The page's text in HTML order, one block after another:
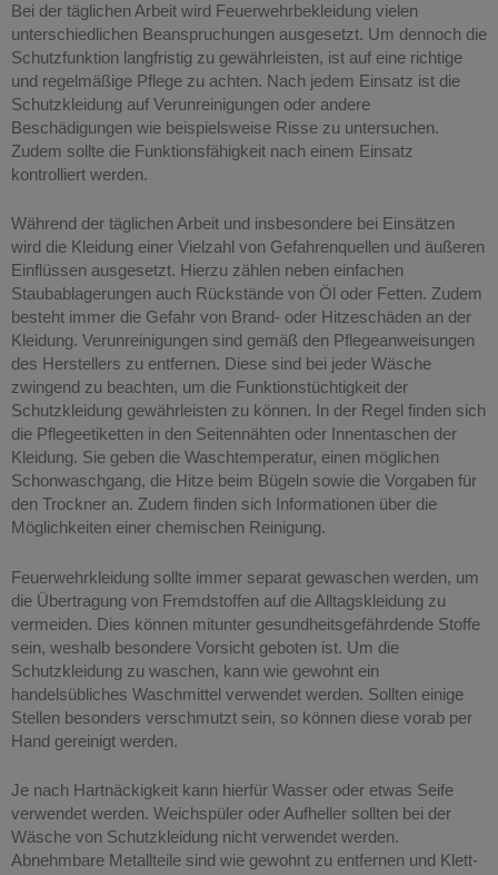
Bei der täglichen Arbeit wird Feuerwehrbekleidung vielen
unterschiedlichen Beanspruchungen ausgesetzt. Um dennoch die
Schutzfunktion langfristig zu gewährleisten, ist auf eine richtige
und regelmäßige Pflege zu achten. Nach jedem Einsatz ist die
Schutzkleidung auf Verunreinigungen oder andere
Beschädigungen wie beispielsweise Risse zu untersuchen.
Zudem sollte die Funktionsfähigkeit nach einem Einsatz
kontrolliert werden.
Während der täglichen Arbeit und insbesondere bei Einsätzen
wird die Kleidung einer Vielzahl von Gefahrenquellen und äußeren
Einflüssen ausgesetzt. Hierzu zählen neben einfachen
Staubablagerungen auch Rückstände von Öl oder Fetten. Zudem
besteht immer die Gefahr von Brand- oder Hitzeschäden an der
Kleidung. Verunreinigungen sind gemäß den Pflegeanweisungen
des Herstellers zu entfernen. Diese sind bei jeder Wäsche
zwingend zu beachten, um die Funktionstüchtigkeit der
Schutzkleidung gewährleisten zu können. In der Regel finden sich
die Pflegeetiketten in den Seitennähten oder Innentaschen der
Kleidung. Sie geben die Waschtemperatur, einen möglichen
Schonwaschgang, die Hitze beim Bügeln sowie die Vorgaben für
den Trockner an. Zudem finden sich Informationen über die
Möglichkeiten einer chemischen Reinigung.
Feuerwehrkleidung sollte immer separat gewaschen werden, um
die Übertragung von Fremdstoffen auf die Alltagskleidung zu
vermeiden. Dies können mitunter gesundheitsgefährdende Stoffe
sein, weshalb besondere Vorsicht geboten ist. Um die
Schutzkleidung zu waschen, kann wie gewohnt ein
handelsübliches Waschmittel verwendet werden. Sollten einige
Stellen besonders verschmutzt sein, so können diese vorab per
Hand gereinigt werden.
Je nach Hartnäckigkeit kann hierfür Wasser oder etwas Seife
verwendet werden. Weichspüler oder Aufheller sollten bei der
Wäsche von Schutzkleidung nicht verwendet werden.
Abnehmbare Metallteile sind wie gewohnt zu entfernen und Klett-